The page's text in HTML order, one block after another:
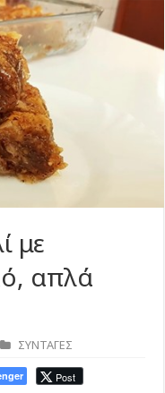
με
απλά
ΣΥΝΤΑΓΕΣ
Post